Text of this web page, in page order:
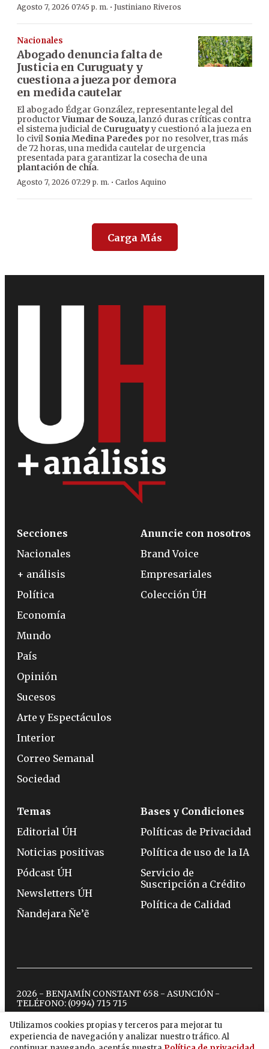
Agosto 7, 2026 07:45 p. m. · Justiniano Riveros
Nacionales
Abogado denuncia falta de
Justicia en Curuguaty y
cuestiona a jueza por demora
en medida cautelar
El abogado Édgar González, representante legal del
productorViumar de Souza, lanzó duras críticas contra
el sistema judicial de Curuguatyy cuestionó a la jueza en
lo civil Sonia Medina Paredes por no resolver, tras más
de 72 horas, una medida cautelar de urgencia
presentada para garantizar la cosecha de una
plantación de chía.
Agosto 7, 2026 07:29 p. m. · Carlos Aquino
Carga Más
Utilizamos cookies propias y terceros para mejorar tu
experiencia de navegación y analizar nuestro tráfico. Al
Secciones
Nacionales
+ análisis
Política
Economía
Mundo
País
Opinión
Sucesos
Arte y Espectáculos
Interior
Correo Semanal
Sociedad
Anuncie con nosotros
Brand Voice
Empresariales
Colección ÚH
Temas
Editorial ÚH
Noticias positivas
Pódcast ÚH
Newsletters ÚH
Ñandejara Ñe’ẽ
Bases y Condiciones
Políticas de Privacidad
Política de uso de la IA
Servicio de
Suscripción a Crédito
Política de Calidad
2026 - BENJAMÍN CONSTANT 658 - ASUNCIÓN -
TELÉFONO: (0994) 715 715
twitterinstagram
facebook
tiktokyoutubespotify